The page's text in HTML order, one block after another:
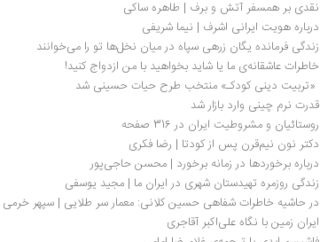
نقدی بر همسفر آتش و برف | طاهره ساکی
درباره هویت ایرانی اشرف | نیما شریفی
زندگی فرمانده یگان زرهی سپاه در میان نخل‌ها تو را می‌خوانند
خاطرات عاشقانه‌ی ما یا شاید بخواهید با من ازدواج کنید!
«تربیت دینی کودکـ» منتخب طرح حیات حسینی شد
قدرت نرم چینی وارد بازار شد
روستائیان و مشروطیت ایران در 316 صفحه
دکتر نون نیم‌قرن پس از کودتا | رضا فکری
درباره برخوردها در زمانه برخورد | محسن حاجی‌پور
زندگی روزمره تهیدستان شهری در ایران ما | مجید یوسفی
در حاشیه خاطرات شفاهی حسین کلانی: معمار سر طلایی | سپهر خرمی
ایران زمین با نگاه علی‌اکبر آقاجری